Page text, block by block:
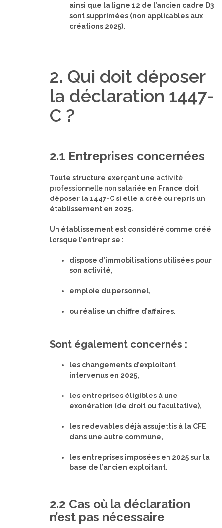
ainsi que la ligne 12 de l’ancien cadre D3
sont supprimées (non applicables aux
créations 2025).
2. Qui doit déposer
la déclaration 1447-
C ?
2.1 Entreprises concernées
Toute structure exerçant une activité
professionnelle non salariée en France doit
déposer la 1447-C si elle a créé ou repris un
établissement en 2025.
Un établissement est considéré comme créé
lorsque l’entreprise :
dispose d’immobilisations utilisées pour
son activité,
emploie du personnel,
ou réalise un chiffre d’affaires.
Sont également concernés :
les changements d’exploitant
intervenus en 2025,
les entreprises éligibles à une
exonération (de droit ou facultative),
les redevables déjà assujettis à la CFE
dans une autre commune,
les entreprises imposées en 2025 sur la
base de l’ancien exploitant.
2.2 Cas où la déclaration
n’est pas nécessaire